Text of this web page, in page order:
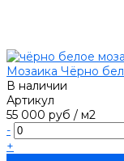
Мозаика Чёрно
В наличии
Артикул
55 000 руб / м2
-
+